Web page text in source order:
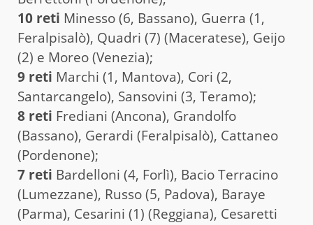
10 reti Minesso (6, Bassano), Guerra (1,
Feralpisalò), Quadri (7) (Maceratese), Geijo
(2) e Moreo (Venezia);
9 reti Marchi (1, Mantova), Cori (2,
Santarcangelo), Sansovini (3, Teramo);
8 reti Frediani (Ancona), Grandolfo
(Bassano), Gerardi (Feralpisalò), Cattaneo
(Pordenone);
7 reti Bardelloni (4, Forlì), Bacio Terracino
(Lumezzane), Russo (5, Padova), Baraye
(Parma), Cesarini (1) (Reggiana), Cesaretti